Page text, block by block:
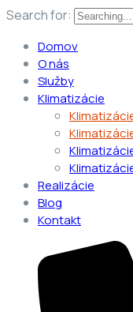
Search for:
Domov
O nás
Služby
Klimatizácie
Realizácie
Blog
Kontakt